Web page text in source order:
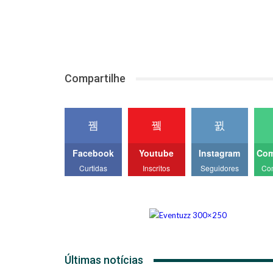
Compartilhe
Facebook
Curtidas
Youtube
Inscritos
Instagram
Seguidores
Últimas notícias